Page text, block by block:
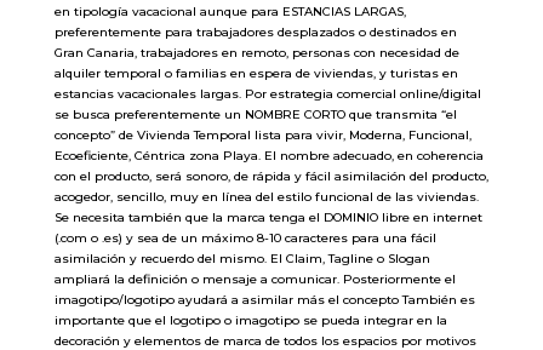
en tipología vacacional aunque para ESTANCIAS LARGAS,
preferentemente para trabajadores desplazados o destinados en
Gran Canaria, trabajadores en remoto, personas con necesidad de
alquiler temporal o familias en espera de viviendas, y turistas en
estancias vacacionales largas. Por estrategia comercial online/digital
se busca preferentemente un NOMBRE CORTO que transmita “el
concepto” de Vivienda Temporal lista para vivir, Moderna, Funcional,
Ecoeficiente, Céntrica zona Playa. El nombre adecuado, en coherencia
con el producto, será sonoro, de rápida y fácil asimilación del producto,
acogedor, sencillo, muy en línea del estilo funcional de las viviendas.
Se necesita también que la marca tenga el DOMINIO libre en internet
(.com o .es) y sea de un máximo 8-10 caracteres para una fácil
asimilación y recuerdo del mismo. El Claim, Tagline o Slogan
ampliará la definición o mensaje a comunicar. Posteriormente el
imagotipo/logotipo ayudará a asimilar más el concepto También es
importante que el logotipo o imagotipo se pueda integrar en la
decoración y elementos de marca de todos los espacios por motivos